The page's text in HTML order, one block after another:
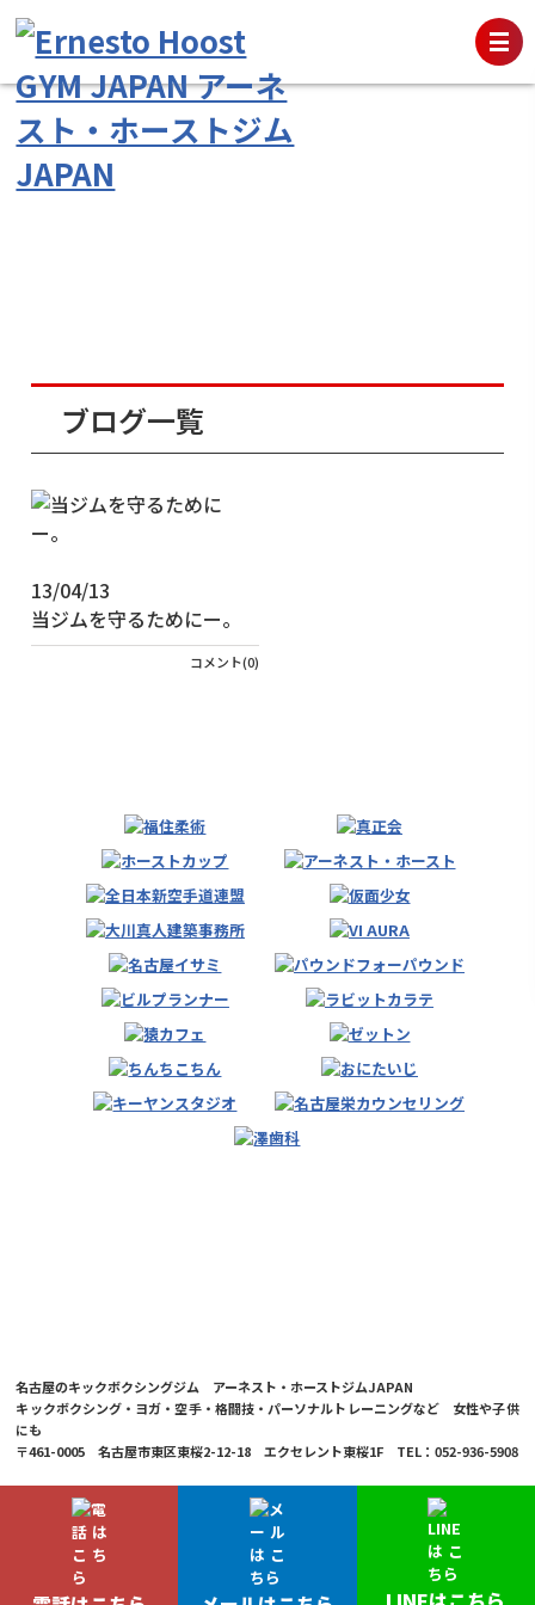
ブログ一覧
13/04/13
当ジムを守るためにー。
コメント(0)
名古屋のキックボクシングジム アーネスト・ホーストジムJAPAN
キックボクシング・ヨガ・空手・格闘技・パーソナルトレーニングなど 女性や子供
にも
〒461-0005 名古屋市東区東桜2-12-18 エクセレント東桜1F TEL：052-936-5908
© 2026 Ernesto Hoost Gym Japan Co.,LTD.